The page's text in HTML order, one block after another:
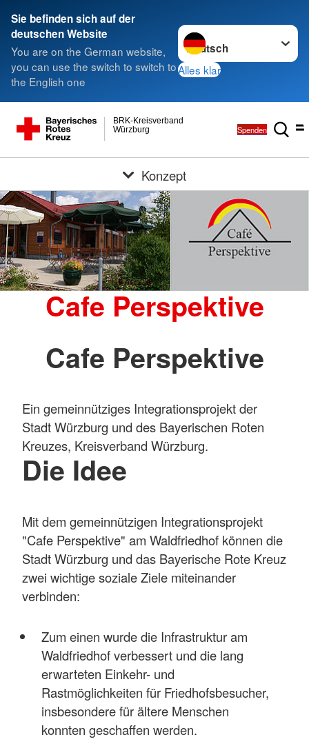
Sie befinden sich auf der
deutschen Website
You are on the German website,
you can use the switch to switch to
the English one
Sprache wechseln zu
Alles klar
Würzburg
BRK-Kreisverband
Spenden
Konzept
Cafe Perspektive
Cafe Perspektive
Ein gemeinnütziges Integrationsprojekt der
Stadt Würzburg und des Bayerischen Roten
Kreuzes, Kreisverband Würzburg.
Die Idee
Mit dem gemeinnützigen Integrationsprojekt
"Cafe Perspektive" am Waldfriedhof können die
Stadt Würzburg und das Bayerische Rote Kreuz
zwei wichtige soziale Ziele miteinander
verbinden:
Zum einen wurde die Infrastruktur am
Waldfriedhof verbessert und die lang
erwarteten Einkehr- und
Rastmöglichkeiten für Friedhofsbesucher,
insbesondere für ältere Menschen
konnten geschaffen werden.